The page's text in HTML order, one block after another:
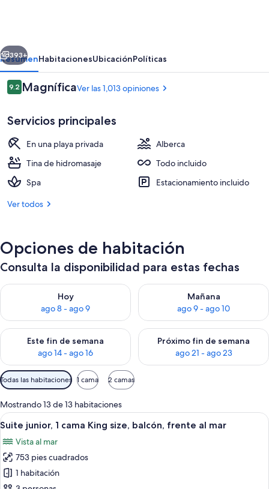
Luxury
Collection
Resort,
Republic,
Adult
All-
Inclusive
Vista aérea
Siguiente
393+
ResumenHabitacionesUbicaciónPolíticas
Opiniones
9.29.2 de 10,
MagníficaVer las 1,013 opiniones
Servicios principales
En una playa privada
Alberca
Tina de hidromasaje
Todo incluido
Spa
Estacionamiento incluido
Ver todos
Opciones de habitación
Consulta la disponibilidad para estas fechas
Hoy
ago 8 - ago 9
Consulta la disponibilidad para hoy ago 8 - ago 9
Mañana
ago 9 - ago 10
Consulta la disponibilidad
Este fin de semana
ago 14 - ago 16
Consulta la disponibilidad para este fin de semana ago 14 -
Próximo fin de semana
ago 21 - ago 23
Consulta la disponibilidad
Filtros
disponibles
para
las
habitaciones
Todas las habitaciones 1 cama 2 camas
Mostrando 13 de 13 habitaciones
Abrir
todas
las
fotos
de
Habitación de hotel con una cama
11
Suite junior, 1 cama King size, balcón, frente al mar
Vista al mar
753 pies cuadrados
1 habitación